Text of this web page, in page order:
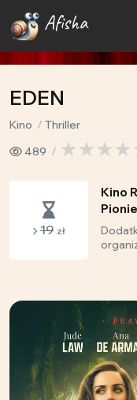
Afisha
EDEN
Kino
Thriller
489
19 zł
Kino